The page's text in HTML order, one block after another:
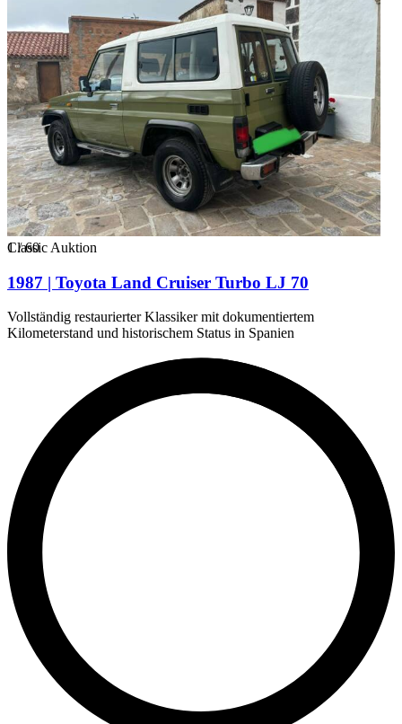
1/60
Classic Auktion
1987 | Toyota Land Cruiser Turbo LJ 70
Vollständig restaurierter Klassiker mit dokumentiertem
Kilometerstand und historischem Status in Spanien